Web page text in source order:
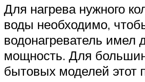
Для нагрева нужного
воды необходимо,
водонагреватель имел
мощность. Для
бытовых моделей этот